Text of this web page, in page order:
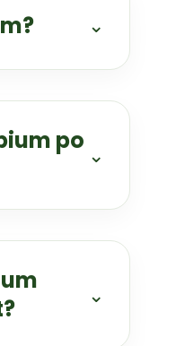
⌄
po ⌄
⌄